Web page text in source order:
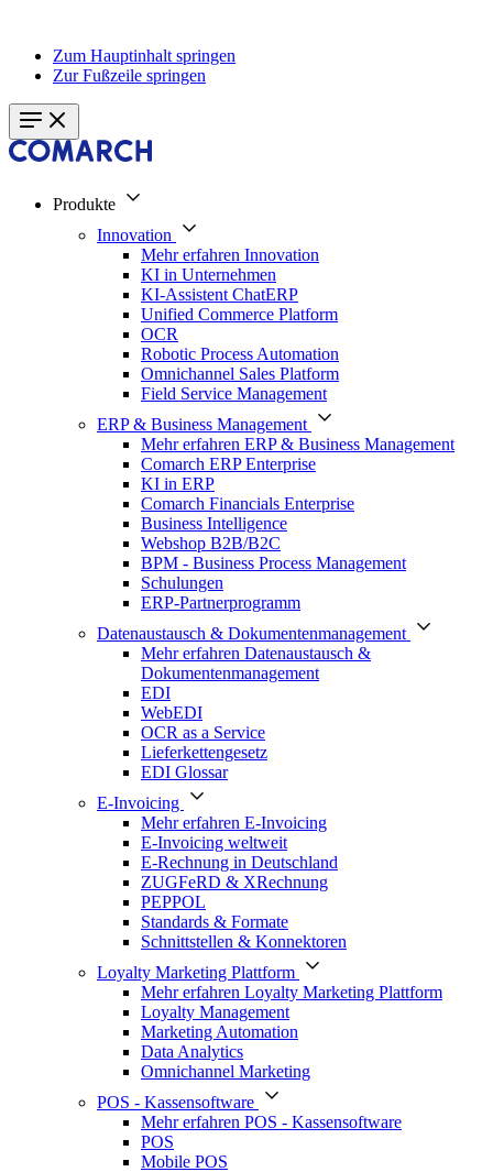
Zum Hauptinhalt springen
Zur Fußzeile springen
Produkte
Innovation
Mehr erfahren Innovation
KI in Unternehmen
KI-Assistent ChatERP
Unified Commerce Platform
OCR
Robotic Process Automation
Omnichannel Sales Platform
Field Service Management
ERP & Business Management
Mehr erfahren ERP & Business Management
Comarch ERP Enterprise
KI in ERP
Comarch Financials Enterprise
Business Intelligence
Webshop B2B/B2C
BPM - Business Process Management
Schulungen
ERP-Partnerprogramm
Datenaustausch & Dokumentenmanagement
Mehr erfahren Datenaustausch &
Dokumentenmanagement
EDI
WebEDI
OCR as a Service
Lieferkettengesetz
EDI Glossar
E-Invoicing
Mehr erfahren E-Invoicing
E-Invoicing weltweit
E-Rechnung in Deutschland
ZUGFeRD & XRechnung
PEPPOL
Standards & Formate
Schnittstellen & Konnektoren
Loyalty Marketing Plattform
Mehr erfahren Loyalty Marketing Plattform
Loyalty Management
Marketing Automation
Data Analytics
Omnichannel Marketing
POS - Kassensoftware
Mehr erfahren POS - Kassensoftware
POS
Mobile POS